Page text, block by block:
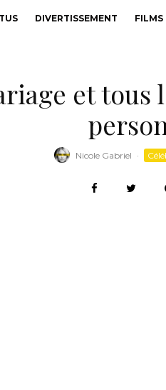
DIVERTISSEMENT FILMS
et
Nicole Gabriel ·